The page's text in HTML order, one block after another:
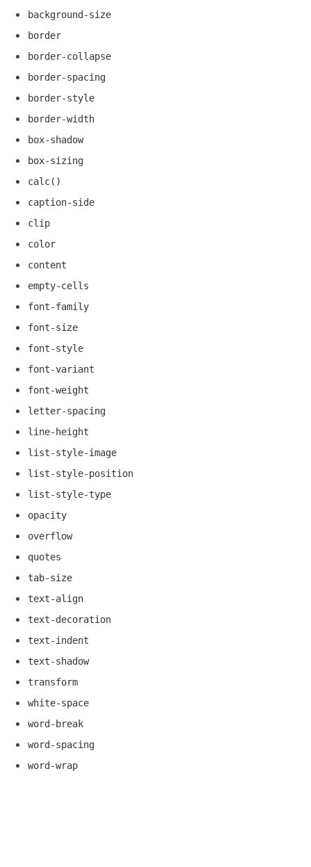
background-size
border
border-collapse
border-spacing
border-style
border-width
box-shadow
box-sizing
calc()
caption-side
clip
color
content
empty-cells
font-family
font-size
font-style
font-variant
font-weight
letter-spacing
line-height
list-style-image
list-style-position
list-style-type
opacity
overflow
quotes
tab-size
text-align
text-decoration
text-indent
text-shadow
transform
white-space
word-break
word-spacing
word-wrap